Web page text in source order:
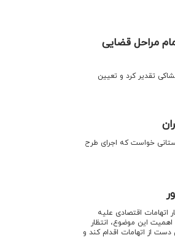
مراحل قضایی
تقدیر کرد و تعیین
خواست که اجرای طرح
اقتصادی علیه
این موضوع، انتظار
از اتهامات اقدام کند و